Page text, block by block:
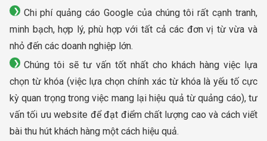
Chi phí quảng cáo Google của chúng tôi rất cạnh tranh,
minh bạch, hợp lý, phù hợp với tất cả các đơn vị từ vừa và
nhỏ đến các doanh nghiệp lớn.
Chúng tôi sẽ tư vấn tốt nhất cho khách hàng việc lựa
chọn từ khóa (việc lựa chọn chính xác từ khóa là yếu tố cực
kỳ quan trọng trong việc mang lại hiệu quả từ quảng cáo), tư
vấn tối ưu website để đạt điểm chất lượng cao và cách viết
bài thu hút khách hàng một cách hiệu quả.